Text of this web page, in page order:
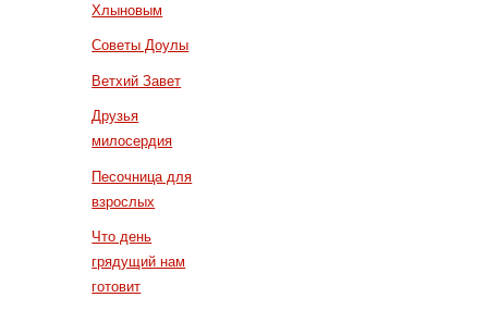
Хлыновым
Советы Доулы
Ветхий Завет
Друзья
милосердия
Песочница для
взрослых
Что день
грядущий нам
готовит